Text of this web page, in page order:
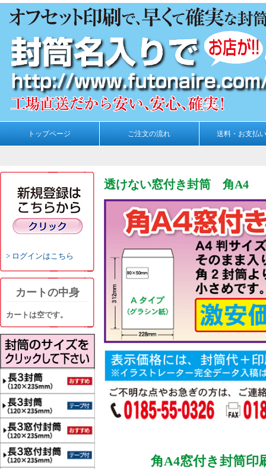
トップページ ご注文の流れ 送料・お支払
ログインはこちら
カートの中身
カートは空です。
透けない窓付き封筒 角A4
角A4窓付き封筒